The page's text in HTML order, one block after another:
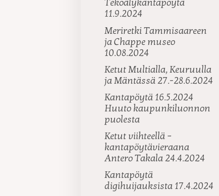
Tekoälykantapöytä
11.9.2024
Meriretki Tammisaareen
ja Chappe museo
10.08.2024
Ketut Multialla, Keuruulla
ja Mäntässä 27.-28.6.2024
Kantapöytä 16.5.2024
Huuto kaupunkiluonnon
puolesta
Ketut viihteellä –
kantapöytävieraana
Antero Takala 24.4.2024
Kantapöytä
digihuijauksista 17.4.2024